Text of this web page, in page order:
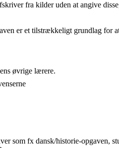
fra kilder uden at angive
er et tilstrækkeligt grundlag
øvrige lærere.
som fx dansk/historie-opgaven,